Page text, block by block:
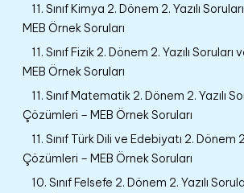
11. Sınıf Kimya 2. Dönem 2. Yazılı
MEB Örnek Soruları
11. Sınıf Fizik 2. Dönem 2. Yazılı
MEB Örnek Soruları
11. Sınıf Matematik 2. Dönem 2. Yazılı
Çözümleri – MEB Örnek Soruları
11. Sınıf Türk Dili ve Edebiyatı 2. Dönem
Çözümleri – MEB Örnek Soruları
10. Sınıf Felsefe 2. Dönem 2. Yazılı